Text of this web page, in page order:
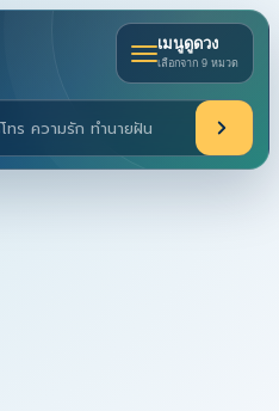
เมนูดูดวง
เลือกจาก 9 หมวด